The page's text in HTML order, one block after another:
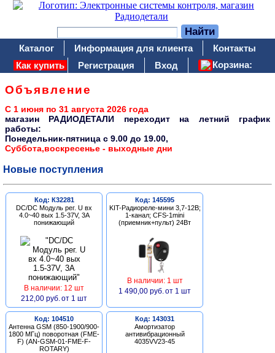
Каталог Информация для клиента
Контакты
Как купить
Регистрация Вход Корзина:
Объявление
С 1 июня по 31 августа 2026 года
магазин РАДИОДЕТАЛИ переходит на летний график
работы:
Понедельник-пятница c 9.00 до 19.00,
Суббота,воскресенье - выходные дни
Новые поступления
Код: К32281
DC/DC Модуль рег. U вх
4.0~40 вых 1.5-37V, 3A
понижающий
В наличии: 12 шт
212,00 руб. от 1 шт
Код: 145595
KIT-Радиореле-мини 3,7-12В;
1-канал; CFS-1mini
(приемник+пульт) 24Вт
В наличии: 1 шт
1 490,00 руб. от 1 шт
Код: 104510
Антенна GSM (850-1900/900-
1800 МГц) поворотная (FME-
F) (AN-GSM-01-FME-F-
ROTARY)
Код: 143031
Амортизатор
антивибрационный
4035VV23-45